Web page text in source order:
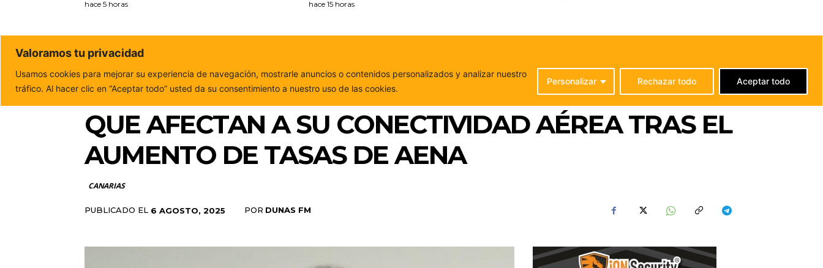
hace 5 horas hace 15 horas